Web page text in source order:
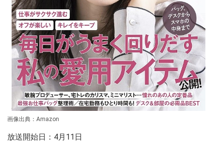
画像出典：Amazon
放送開始日：4月11日